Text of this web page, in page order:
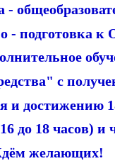
- подготовка
с
и достижению
18 часов) и
желающих!